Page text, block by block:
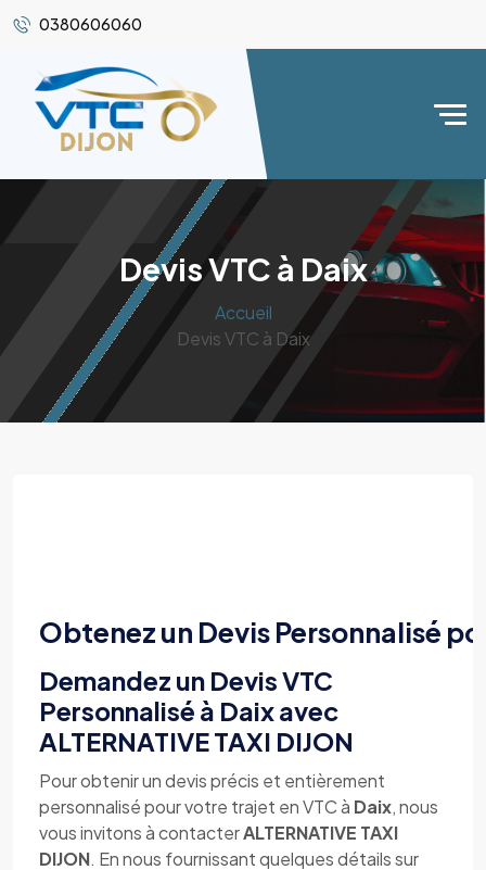
0380606060
Devis VTC à Daix
Accueil
Devis VTC à Daix
Obtenez un Devis Personnalisé
Demandez un Devis VTC
Personnalisé à Daix avec
ALTERNATIVE TAXI DIJON
Pour obtenir un devis précis et entièrement
personnalisé pour votre trajet en VTC à Daix, nous
vous invitons à contacterALTERNATIVE TAXI
DIJON. En nous fournissant quelques détails sur